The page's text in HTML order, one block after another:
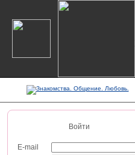
Войти
E-mail